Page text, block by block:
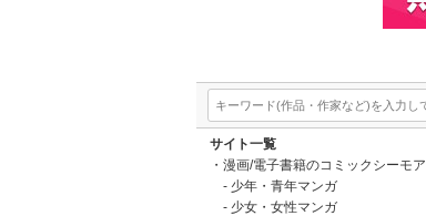
サイト一覧
漫画/電子書籍のコミックシーモア
少年・青年マンガ
少女・女性マンガ